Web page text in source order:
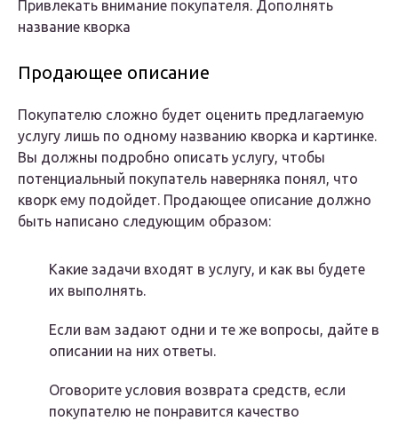
Привлекать внимание покупателя. Дополнять
название кворка
Продающее описание
Покупателю сложно будет оценить предлагаемую
услугу лишь по одному названию кворка и картинке.
Вы должны подробно описать услугу, чтобы
потенциальный покупатель наверняка понял, что
кворк ему подойдет. Продающее описание должно
быть написано следующим образом:
Какие задачи входят в услугу, и как вы будете
их выполнять.
Если вам задают одни и те же вопросы, дайте в
описании на них ответы.
Оговорите условия возврата средств, если
покупателю не понравится качество